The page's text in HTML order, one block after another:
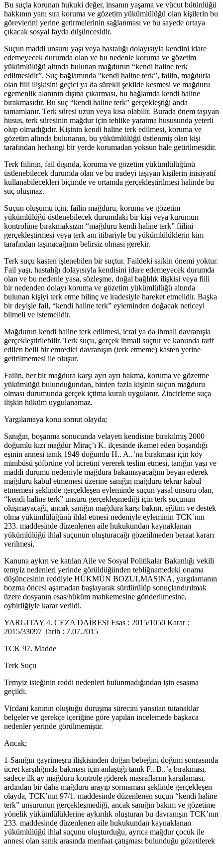
Bu suçla korunan hukuki değer, insanın yaşama ve vücut bütünlüğü
hakkının yanı sıra koruma ve gözetim yükümlülüğü olan kişilerin bu
görevlerini yerine getirmelerinin sağlanması ve bu sayede ortaya
çıkacak sosyal fayda düşüncesidir.
Suçun maddi unsuru yaşı veya hastalığı dolayısıyla kendini idare
edemeyecek durumda olan ve bu nedenle koruma ve gözetim
yükümlülüğü altında bulunan mağdurun “kendi haline terk
edilmesidir”. Suç bağlamında “kendi haline terk”, failin, mağdurla
olan fiili ilişkisini geçici ya da sürekli şekilde kesmesi ve mağduru
egemenlik alanının dışına çıkarması, bu bağlamda kendi haline
bırakmasıdır. Bu suç “kendi haline terk” gerçekleştiği anda
tamamlanır. Terk süresi uzun veya kısa olabilir. Burada önem taşıyan
husus, terk süresinin mağdur için tehlike yaratma hususunda yeterli
olup olmadığıdır. Kişinin kendi haline terk edilmesi, koruma ve
gözetim altında bulunanın, bu yükümlülüğü üstlenmiş olan kişi
tarafından herhangi bir yerde korumadan yoksun hale getirilmesidir.
Terk fiilinin, fail dışında, koruma ve gözetim yükümlülüğünü
üstlenebilecek durumda olan ve bu iradeyi taşıyan kişilerin inisiyatif
kullanabilecekleri biçimde ve ortamda gerçekleştirilmesi halinde bu
suç oluşmaz.
Suçun oluşumu için, failin mağduru, koruma ve gözetim
yükümlülüğü üstlenebilecek durumdaki bir kişi veya kurumun
kontrolüne bırakmaksızın “mağduru kendi haline terk” fiilini
gerçekleştirmesi veya terk anı itibariyle bu yükümlülüklerin kim
tarafından taşınacağının belirsiz olması gerekir.
Terk suçu kasten işlenebilen bir suçtur. Faildeki saikin önemi yoktur.
Fail yaşı, hastalığı dolayısıyla kendisini idare edemeyecek durumda
olan ve bu nedenle yasa, sözleşme, doğal bağlılık ilişkisi veya fiili
bir nedenden dolayı koruma ve gözetim yükümlülüğü altında
bulunan kişiyi terk etme bilinç ve iradesiyle hareket etmelidir. Başka
bir deyişle fail, “kendi haline terk” eyleminden doğacak neticeyi
bilmeli ve istemelidir.
Mağdurun kendi haline terk edilmesi, icrai ya da ihmali davranışla
gerçekleştirilebilir. Terk suçu, gerçek ihmali suçtur ve kanunda tarif
edilen belli bir emredici davranışın (terk etmeme) kasten yerine
getirilmemesi ile oluşur.
Failin, her bir mağdura karşı ayrı ayrı bakma, koruma ve gözetme
yükümlüğü bulunduğundan, birden fazla kişinin suçun mağduru
olması durumunda gerçek içtima kuralı uygulanır. Zincirleme suça
ilişkin hüküm uygulanamaz.
Yargılamaya konu somut olayda;
Sanığın, boşanma sonucunda velayeti kendisine bırakılmış 2000
doğumlu kızı mağdur Miraç’ı K. ilçesinde ikamet eden boşandığı
eşinin annesi tanık 1949 doğumlu H.. A..’na bırakması için köy
minibüsü şöförüne yol ücretini vererek teslim etmesi, tanığın yaşı ve
maddi durumu nedeniyle mağdura bakamayacağını beyan ederek
mağduru kabul etmemesi üzerine sanığın mağduru tekrar kabul
etmemesi şeklinde gerçekleşen eyleminde suçun yasal unsuru olan,
“kendi haline terk” unsuru gerçekleşmediği için terk suçunun
oluşmayacağı, ancak sanığın mağdura karşı bakım, eğitim ve destek
olma yükümlülüğünü ihlal etmesi nedeniyle eyleminin TCK`nın
233. maddesinde düzenlenen aile hukukundan kaynaklanan
yükümlülüğü ihlal suçunun oluşturacağı gözetilmeden beraat kararı
verilmesi,
Kanuna aykırı ve katılan Aile ve Sosyal Politikalar Bakanlığı vekili
temyiz nedenleri yerinde görüldüğünden tebliğnamedeki onama
düşüncesinin reddiyle HÜKMÜN BOZULMASINA, yargılamanın
bozma öncesi aşamadan başlayarak sürdürülüp sonuçlandırılmak
üzere dosyanın esas/hüküm mahkemesine gönderilmesine,
oybirliğiyle karar verildi.
YARGITAY 4. CEZA DAİRESİ Esas : 2015/1050 Karar :
2015/33097 Tarih : 7.07.2015
TCK 97. Madde
Terk Suçu
Temyiz isteğinin reddi nedenleri bulunmadığından işin esasına
geçildi.
Vicdani kanının oluştuğu duruşma sürecini yansıtan tutanaklar
belgeler ve gerekçe içeriğine göre yapılan incelemede başkaca
nedenler yerinde görülmemiştir.
Ancak;
1-Sanığın gayrimeşru ilişkisinden doğan bebeğini doğum sonrasında
ücret karşılığında bakması için anlaştığı tanık F.. B..’a bırakması,
sadece ilk ay mağduru kontrole giderek masraflarını karşılaması,
ardından bir daha mağduru arayıp sormaması şeklinde gerçekleşen
olayda, TCK’nın 97/1. maddesinde düzenlenen suçun “kendi haline
terk” unsurunun gerçekleşmediği, ancak sanığın bakım ve gözetime
yönelik yükümlülüklerine aykırılık oluşturan bu davranışın TCK’nın
233. maddesinde düzenlenen aile hukukundan kaynaklanan
yükümlülüğü ihlal suçunu oluşturduğu, ayrıca mağdur çocuk ile
annesi olan sanık arasında menfaat çatışması bulunduğu gözetilerek